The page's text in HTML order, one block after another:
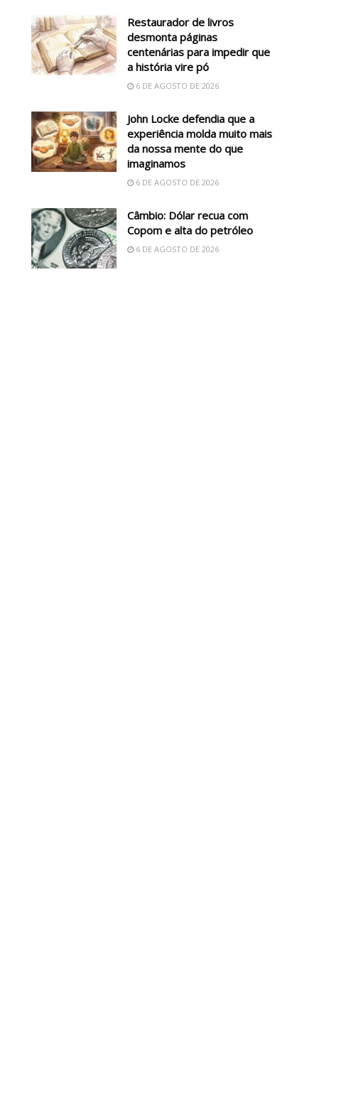
Restaurador de livros
desmonta páginas
centenárias para impedir que
a história vire pó
6 DE AGOSTO DE 2026
John Locke defendia que a
experiência molda muito mais
da nossa mente do que
imaginamos
6 DE AGOSTO DE 2026
Câmbio: Dólar recua com
Copom e alta do petróleo
6 DE AGOSTO DE 2026